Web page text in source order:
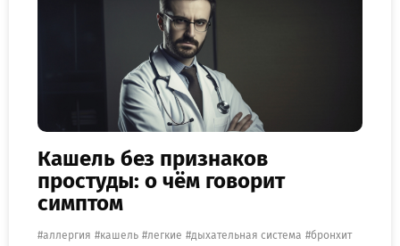
Кашель без признаков
простуды: о чём говорит
симптом
аллергия кашель легкие дыхательная система бронхит